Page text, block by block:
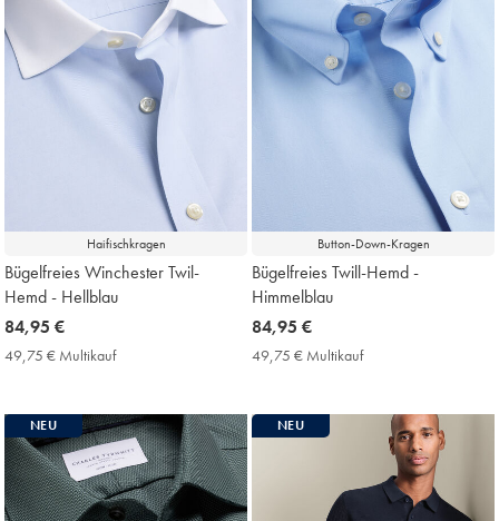
Haifischkragen
Bügelfreies Winchester Twil-
Hemd - Hellblau
now
84,95
84,95 €
49,75 € Multikauf49,75
Price
Button-Down-Kragen
Bügelfreies Twill-Hemd -
Himmelblau
now
84,95
84,95 €
49,75 € Multikauf49,75
Price
NEU NEU